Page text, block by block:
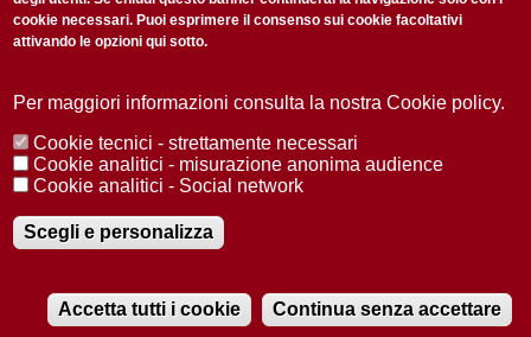
Accetto laPrivacy Policy
Redazione Copyright Privacy
Area stampa
© 2025 Università di Padova
Registrazione presso il Tribunale di Padova n. 2097/2012 del 18 giugno
2012
cookie necessari. Puoi esprimere il consenso sui cookie facoltativi
attivando le opzioni qui sotto.
Per maggiori informazioni consulta la nostra Cookie policy.
Cookie tecnici - strettamente necessari
Cookie analitici - misurazione anonima audience
Cookie analitici - Social network
Scegli e personalizza
Accetta tutti i cookie Continua senza accettare